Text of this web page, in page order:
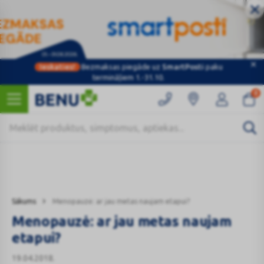
Ieskaties! Bezmaksas piegāde uz SmartPostipaku
termināļiem 1.-31.10.
0
Sākums Menopauzė: ar jau metas naujam etapui?
Kategorijas
Menopauzė: ar jau metas naujam
etapui?
19.04.2018.